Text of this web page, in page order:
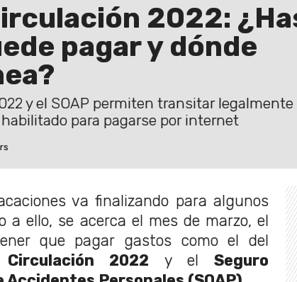
2022:
pagar y dónde
y el SOAP permiten transitar legalmente
para pagarse por internet
va finalizando para algunos
a ello, se acerca el mes de marzo, el
que pagar gastos como el del
2022 y elSeguro